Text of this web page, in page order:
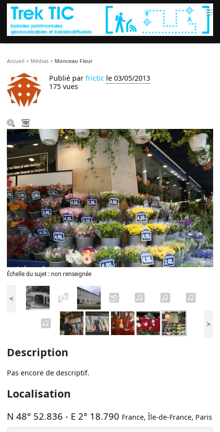
≡
Accueil > Médias > Monceau Fleur
Publié parfrictic le 03/05/2013
175 vues
Échelle du sujet : non renseignée
<
>
Description
Pas encore de descriptif.
Localisation
N 48° 52.836 - E 2° 18.790 France,Île-de-France, Paris